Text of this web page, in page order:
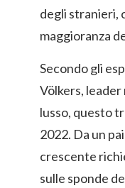
degli stranieri,
maggioranza
Secondo gli
Völkers,
lusso, questo
2022. Da un
crescente
sulle sponde